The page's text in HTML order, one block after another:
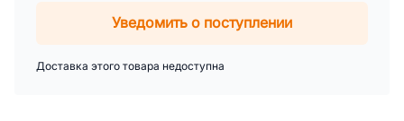
Уведомить о поступлении
Доставка этого товара недоступна